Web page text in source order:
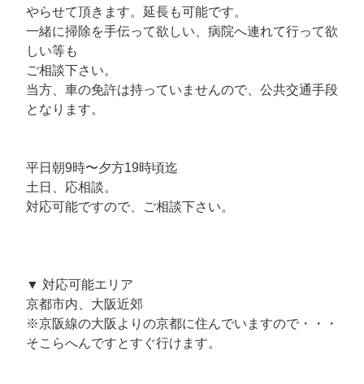
やらせて頂きます。延長も可能です。
一緒に掃除を手伝って欲しい、病院へ連れて行って欲
しい等も
ご相談下さい。
当方、車の免許は持っていませんので、公共交通手段
となります。
平日朝9時〜夕方19時頃迄
土日、応相談。
対応可能ですので、ご相談下さい。
▼ 対応可能エリア
京都市内、大阪近郊
※京阪線の大阪よりの京都に住んでいますので・・・
そこらへんですとすぐ行けます。